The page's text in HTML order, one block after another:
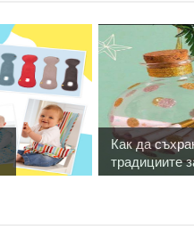
Как да
традициите